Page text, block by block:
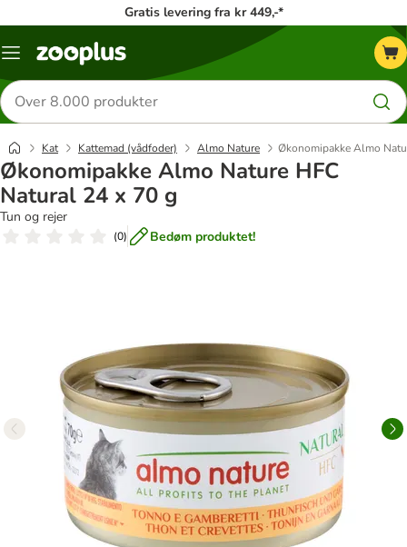
Gratis levering fra kr 449,-*
Menu
Søg
efter
produkter
Kat Kattemad (vådfoder) Almo Nature Økonomipakke Almo
Økonomipakke Almo Nature HFC
Natural 24 x 70 g
Tun og rejer
(0) Bedøm produktet!